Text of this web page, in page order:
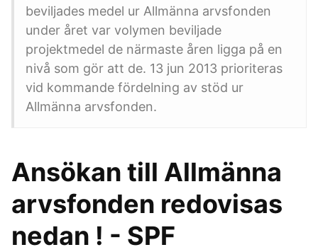
beviljades medel ur Allmänna arvsfonden
under året var volymen beviljade
projektmedel de närmaste åren ligga på en
nivå som gör att de. 13 jun 2013 prioriteras
vid kommande fördelning av stöd ur
Allmänna arvsfonden.
Ansökan till Allmänna
arvsfonden redovisas
nedan ! - SPF